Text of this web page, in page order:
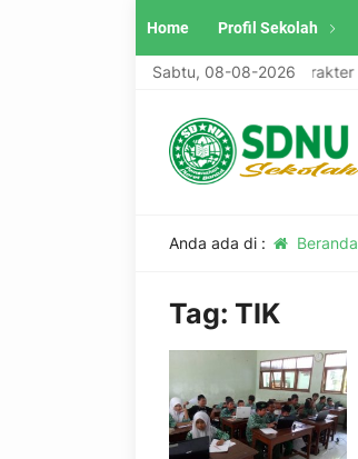
Home Profil Sekolah
Sabtu, 08-08-2026
Unggul, Berwawasan Global, Berkarakter
Anda ada di : Beranda
Tag: TIK